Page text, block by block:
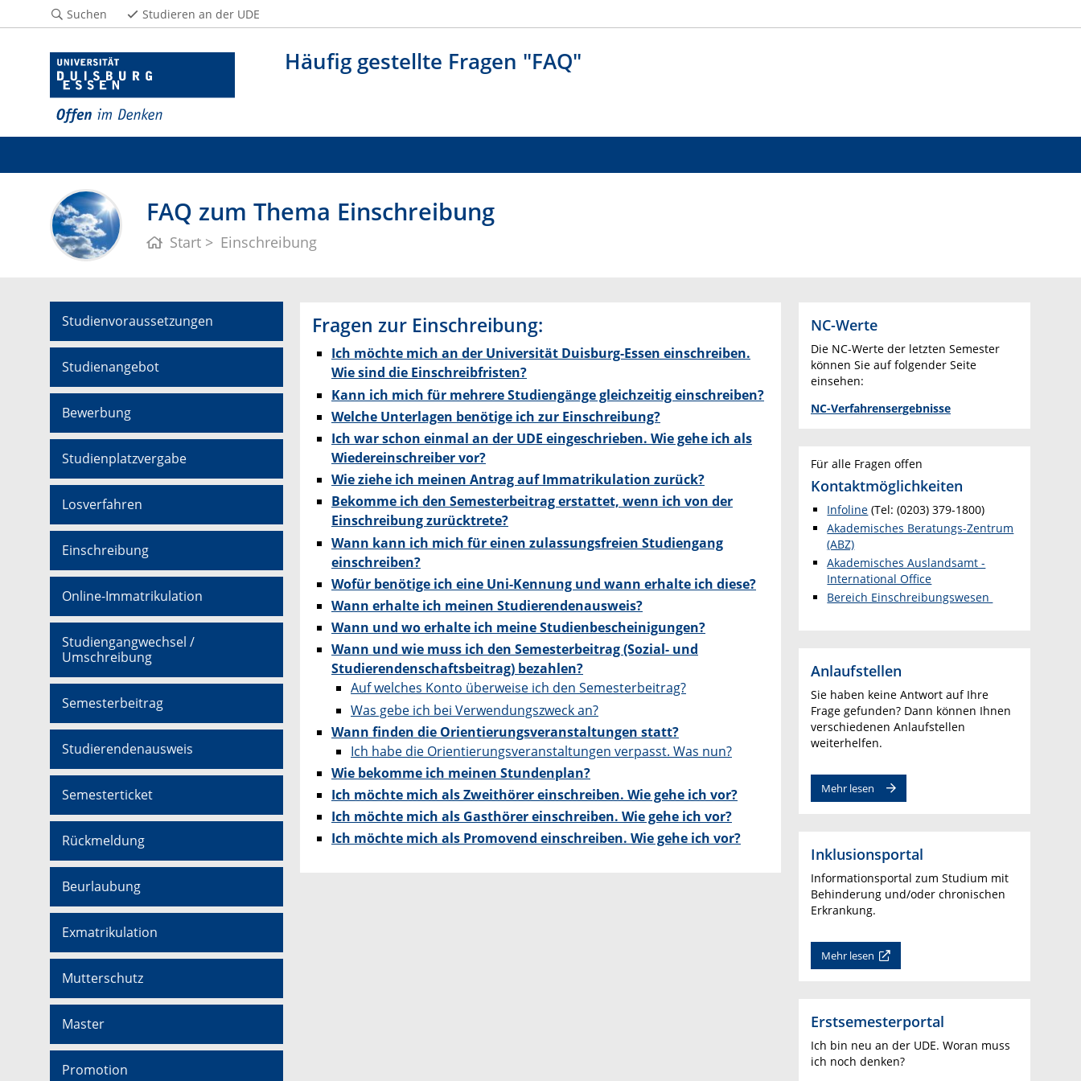
Häufig gestellte Fragen "FAQ"
Suchen Studieren an der UDE
FAQ zum Thema Einschreibung
Start Einschreibung
Studienvoraussetzungen
Studienangebot
Bewerbung
Studienplatzvergabe
Losverfahren
Einschreibung
Online-Immatrikulation
Studiengangwechsel /
Umschreibung
Semesterbeitrag
Studierendenausweis
Semesterticket
Rückmeldung
Beurlaubung
Exmatrikulation
Mutterschutz
Master
Promotion
Fragen zur Einschreibung:
Ich möchte mich an der Universität Duisburg-Essen einschreiben.
Wie sind die Einschreibfristen?
Kann ich mich für mehrere Studiengänge gleichzeitig einschreiben?
Welche Unterlagen benötige ich zur Einschreibung?
Ich war schon einmal an der UDE eingeschrieben. Wie gehe ich als
Wiedereinschreiber vor?
Wie ziehe ich meinen Antrag auf Immatrikulation zurück?
Bekomme ich den Semesterbeitrag erstattet, wenn ich von der
Einschreibung zurücktrete?
Wann kann ich mich für einen zulassungsfreien Studiengang
einschreiben?
Wofür benötige ich eine Uni-Kennung und wann erhalte ich diese?
Wann erhalte ich meinen Studierendenausweis?
Wann und wo erhalte ich meine Studienbescheinigungen?
Wann und wie muss ich den Semesterbeitrag (Sozial- und
Studierendenschaftsbeitrag) bezahlen?
Auf welches Konto überweise ich den Semesterbeitrag?
Was gebe ich bei Verwendungszweck an?
Wann finden die Orientierungsveranstaltungen statt?
Ich habe die Orientierungsveranstaltungen verpasst. Was nun?
Wie bekomme ich meinen Stundenplan?
Ich möchte mich als Zweithörer einschreiben. Wie gehe ich vor?
Ich möchte mich als Gasthörer einschreiben. Wie gehe ich vor?
Ich möchte mich als Promovend einschreiben. Wie gehe ich vor?
NC-Werte
Die NC-Werte der letzten Semester
können Sie auf folgender Seite
einsehen:
NC-Verfahrensergebnisse
Für alle Fragen offen
Kontaktmöglichkeiten
Infoline (Tel: (0203) 379-1800)
Akademisches Beratungs-Zentrum
(ABZ)
Akademisches Auslandsamt -
International Office
Bereich Einschreibungswesen
Anlaufstellen
Sie haben keine Antwort auf Ihre
Frage gefunden? Dann können Ihnen
verschiedenen Anlaufstellen
weiterhelfen.
Mehr lesen
Inklusionsportal
Informationsportal zum Studium mit
Behinderung und/oder chronischen
Erkrankung.
Mehr lesen
Erstsemesterportal
Ich bin neu an der UDE. Woran muss
ich noch denken?